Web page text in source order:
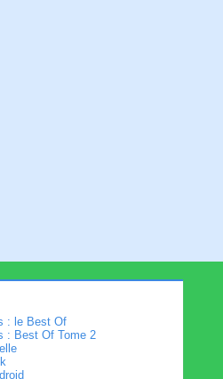
: le Best Of
: Best Of Tome 2